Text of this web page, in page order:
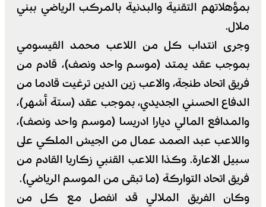
بمؤهلاتهم التقنية والبدنية بالمركب الرياضي ببني
ملال.
وجرى انتداب كل من اللاعب محمد القيسومي
بموجب عقد يمتد (موسم واحد ونصف)، قادم من
فريق اتحاد طنجة، والاعب زين الدين ترغيت قادما من
الدفاع الحسني الجديدي، بموجب عقد (ستة أشهر)،
والمدافع المالي ديارا ادريسا (موسم واحد ونصف)،
واللاعب عبد الصمد عمال من الجيش الملكي على
سبيل الاعارة. وكذا اللاعب القنبي زكاريا القادم من
فريق اتحاد التواركة (ما تبقى من الموسم الرياضي).
وكان الفريق الملالي قد انفصل مع كل من